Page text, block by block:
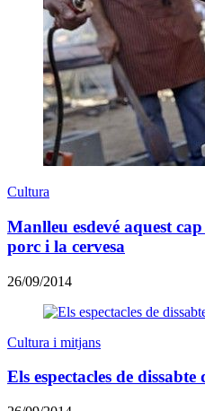
Cultura
Manlleu esdevé aquest
porc i la cervesa
26/09/2014
Cultura i mitjans
Els espectacles de